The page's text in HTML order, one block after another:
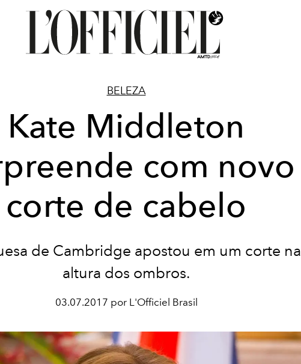
BELEZA
Kate Middleton
com novo
corte de cabelo
de Cambridge apostou em um corte na
altura dos ombros.
03.07.2017 por L'Officiel Brasil